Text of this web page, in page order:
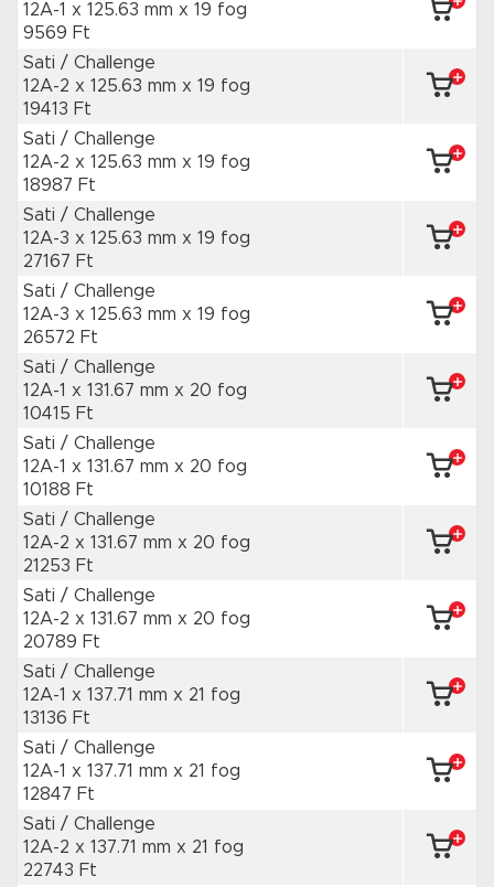
12A-1 x 125.63 mm x 19 fog
9569 Ft
Sati / Challenge
12A-2 x 125.63 mm x 19 fog
19413 Ft
Sati / Challenge
12A-2 x 125.63 mm x 19 fog
18987 Ft
Sati / Challenge
12A-3 x 125.63 mm x 19 fog
27167 Ft
Sati / Challenge
12A-3 x 125.63 mm x 19 fog
26572 Ft
Sati / Challenge
12A-1 x 131.67 mm x 20 fog
10415 Ft
Sati / Challenge
12A-1 x 131.67 mm x 20 fog
10188 Ft
Sati / Challenge
12A-2 x 131.67 mm x 20 fog
21253 Ft
Sati / Challenge
12A-2 x 131.67 mm x 20 fog
20789 Ft
Sati / Challenge
12A-1 x 137.71 mm x 21 fog
13136 Ft
Sati / Challenge
12A-1 x 137.71 mm x 21 fog
12847 Ft
Sati / Challenge
12A-2 x 137.71 mm x 21 fog
22743 Ft